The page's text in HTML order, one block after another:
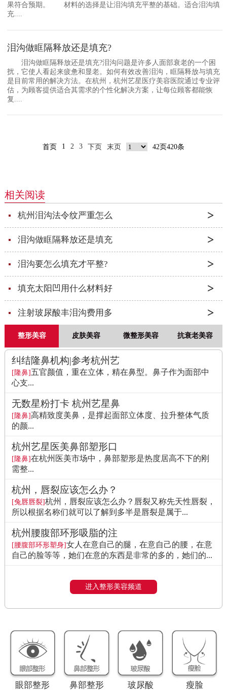
果符合预期。 材料的选择是让泪沟填充平整的基础。适合泪沟填
充....
泪沟做眶隔释放还是填充?
泪沟做眶隔释放还是填充?泪沟问题是许多人面部衰老的一个困
扰，它使人看起来疲惫和显老。如何有效改善泪沟，眶隔释放与填充
是目前常用的解决方法。在杭州，杭州艺星医疗美容医院通过专业评
估，为顾客提供适合其需求的个性化解决方案，让每位顾客都能恢
复....
首页 1 2 3 下页 末页 42页420条
相关阅读
杭州泪沟法令纹严重怎么
泪沟做眶隔释放还是填充
泪沟要怎么填充才平整?
填充太阳凹用什么材料好
注射玻尿酸丰泪沟费用多
整形美容 皮肤美容 微整形美容 抗衰老美容
纠结隆鼻机构|参考杭州艺
[隆鼻]五官颜值，重在立体，精在鼻型。鼻子作为面部中
心支...
无数星粉打卡 杭州艺星鼻
[隆鼻]高精致度美鼻，是撑起面部立体度、拉升整体气质
的颜...
杭州艺星医美鼻部塑形口
[隆鼻]在杭州医美市场中，鼻部塑形是热度居高不下的刚
需整...
杭州，唇裂应该怎么办？
[兔唇唇裂]杭州，唇裂应该怎么办？唇裂又称先天性唇裂，
所以根据名称们就可以了解到多半是唇裂是属于...
杭州腰腹部环形吸脂的注
[腰腹部环形塑身]女人在意自己的腿，在意自己的腰，在意
自己的脸等等，她们在意的东西是非常的多的，她们的...
进入整形美容频道
眼部整形 鼻部整形 玻尿酸 瘦脸